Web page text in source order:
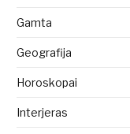
Gamta
Geografija
Horoskopai
Interjeras